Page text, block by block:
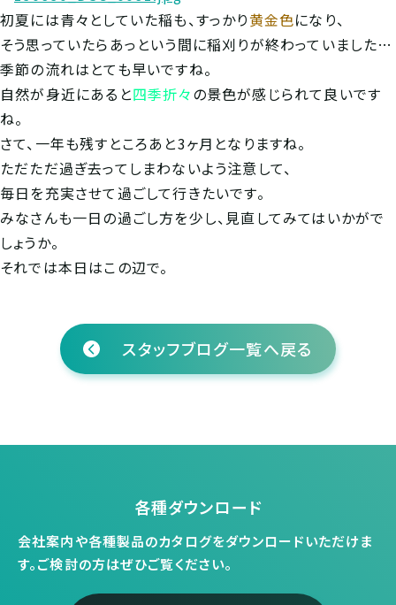
初夏には青々としていた稲も、すっかり黄金色になり、
そう思っていたらあっという間に稲刈りが終わっていました…
季節の流れはとても早いですね。
自然が身近にあると四季折々の景色が感じられて良いです
ね。
さて、一年も残すところあと3ヶ月となりますね。
ただただ過ぎ去ってしまわないよう注意して、
毎日を充実させて過ごして行きたいです。
みなさんも一日の過ごし方を少し、見直してみてはいかがで
しょうか。
それでは本日はこの辺で。
スタッフブログ一覧へ戻る
各種ダウンロード
会社案内や各種製品のカタログをダウンロードいただけま
す。ご検討の方はぜひご覧ください。